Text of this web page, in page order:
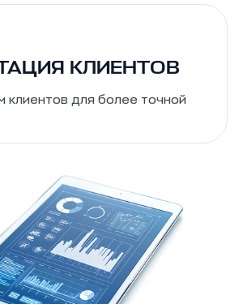
КЛИЕНТОВ
клиентов для более точной